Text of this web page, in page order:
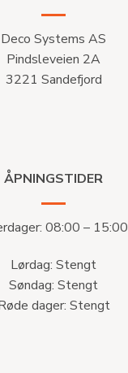
Deco Systems AS
Pindsleveien 2A
3221 Sandefjord
ÅPNINGSTIDER
08:00 – 15:00
Lørdag: Stengt
Søndag: Stengt
dager: Stengt